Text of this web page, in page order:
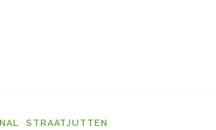
STRAATJUTTEN